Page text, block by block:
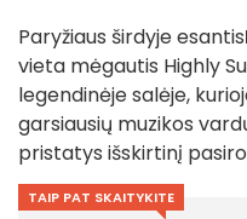
Paryžiaus širdyje esantis
vieta mėgautis Highly
legendinėje salėje,
garsiausių muzikos
pristatys išskirtinį
TAIP PAT SKAITYKITE